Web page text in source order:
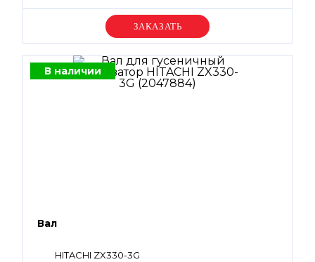
Уточняйте цену
В наличии
Вал
HITACHI ZX330-3G